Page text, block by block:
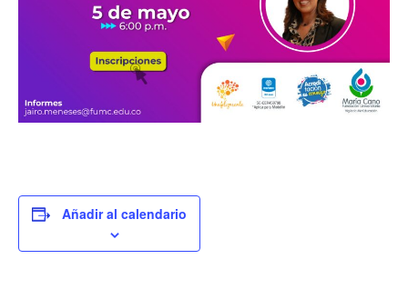
Añadir al calendario